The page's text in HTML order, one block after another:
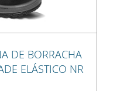
DE BORRACHA
ELÁSTICO NR